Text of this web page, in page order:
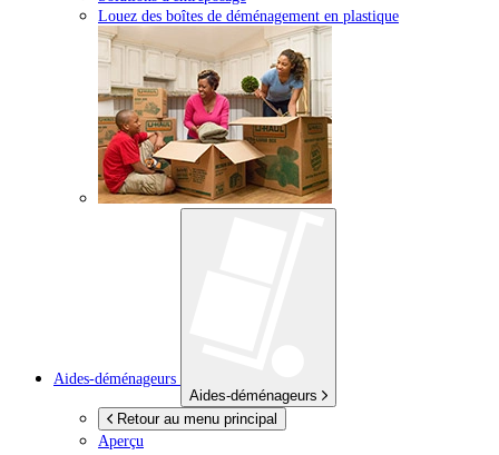
Louez des boîtes de déménagement en plastique
Aides-déménageurs
Aides-déménageurs
Retour au menu principal
Aperçu